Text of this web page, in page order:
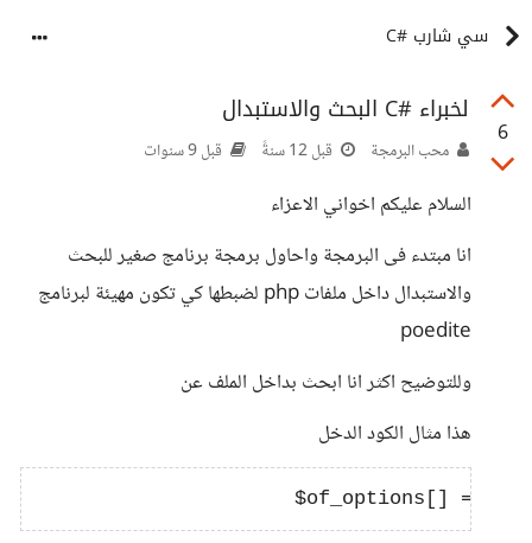
سي شارب #C
6
لخبراء #C البحث والاستبدال
محب البرمجة قبل 12 سنةً قبل 9 سنوات
السلام عليكم اخواني الاعزاء
انا مبتدء فى البرمجة واحاول برمجة برنامج صغير للبحث
والاستبدال داخل ملفات php لضبطها كي تكون مهيئة لبرنامج
poedite
وللتوضيح اكثر انا ابحث بداخل الملف عن
هذا مثال الكود الدخل